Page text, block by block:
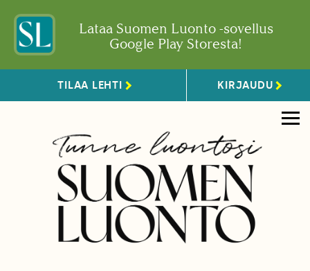
Lataa Suomen Luonto -sovellus
Google Play Storesta!
TILAA LEHTI KIRJAUDU